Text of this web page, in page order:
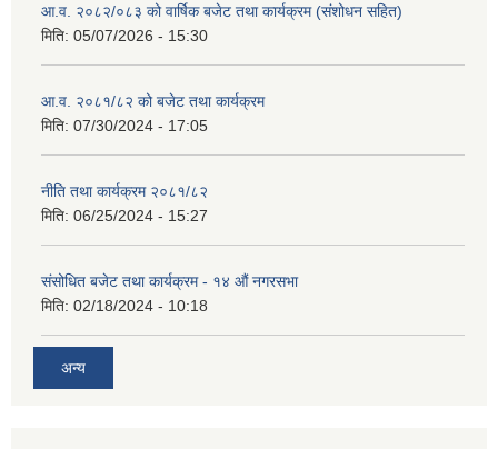
आ.व. २०८२/०८३ को वार्षिक बजेट तथा कार्यक्रम (संशोधन सहित)
मिति: 05/07/2026 - 15:30
आ.व. २०८१/८२ को बजेट तथा कार्यक्रम
मिति: 07/30/2024 - 17:05
नीति तथा कार्यक्रम २०८१/८२
मिति: 06/25/2024 - 15:27
संसोधित बजेट तथा कार्यक्रम - १४ औं नगरसभा
मिति: 02/18/2024 - 10:18
अन्य